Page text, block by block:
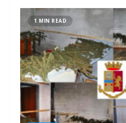
1 MIN READ